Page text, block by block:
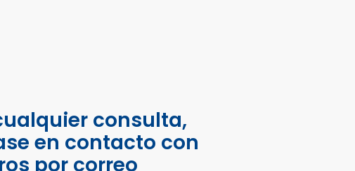
consulta,
en contacto con
por correo